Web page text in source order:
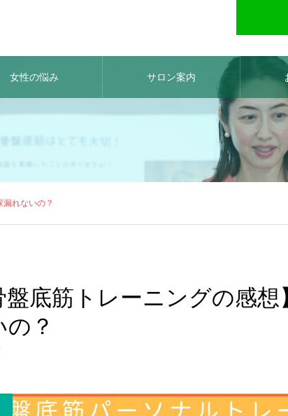
女性の悩み サロン案内
漏れないの？
盤底筋トレーニングの感
の？